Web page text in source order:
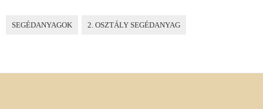
SEGÉDANYAGOK 2. OSZTÁLY SEGÉDANYAG